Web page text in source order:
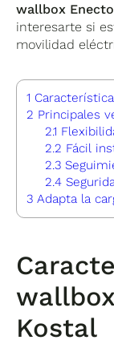
wallbox
interesarte si
movilidad
1
2 Principales
2.1
2.2 Fácil
2.3
2.4
3 Adapta la
Kostal